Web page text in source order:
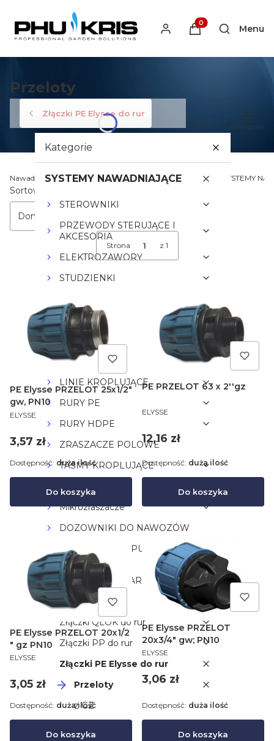
Produkty w
Otwórz
Menu
Przeloty
Złączki PE Elysse do rur
Kategorie
Kategorie
SYSTEMY NAWADNIAJĄCE
STEROWNIKI
PRZEWODY STERUJĄCE I
AKCESORIA
ELEKTROZAWORY
STUDZIENKI
KOLEKTORY
ZRASZACZE
FILTRY
LINIE KROPLUJĄCE
RURY PE
RURY HDPE
ZRASZACZE POLOWE
TAŚMY KROPLUJĄCE
LAY-FLAT
Mikrozraszacze
DOZOWNIKI DO NAWOZÓW
DEKORACYJNE PUNKTY POBORU
WODY
EMITERY,KAPILARY,KROPLOSPŁYWY
ZŁĄCZKI
Złączki QLOK do rur
Złączki PP do rur
Złączki PE Elysse do rur
Przeloty
z GZ
Nawadnianiekris.pl - Profesjonalne Systemy Nawadniania SYSTEMY
Lista produktów
Sortowanie:
Domyślne
Strona z 1
PE Elysse PRZELOT 25x1/2"
gw, PN10
PRODUCENT
ELYSSE
Cena
3,57 zł
Do koszyka
Dostępność: duża ilość
PE PRZELOT 63 x 2''gz
PRODUCENT
ELYSSE
Cena
12,16 zł
Do koszyka
Dostępność: duża ilość
PE Elysse PRZELOT 20x1/2
" gz PN10
PRODUCENT
ELYSSE
Cena
3,05 zł
Do koszyka
Dostępność: duża ilość
PE Elysse PRZELOT
20x3/4" gw; PN10
PRODUCENT
ELYSSE
Cena
3,06 zł
Do koszyka
Dostępność: duża ilość